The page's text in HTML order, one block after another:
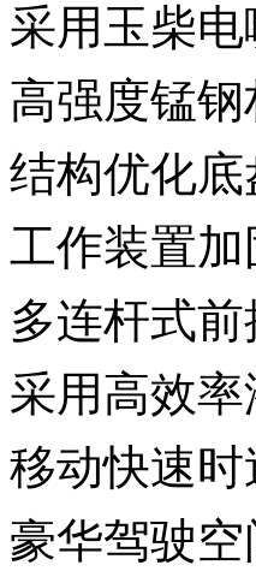
采用玉柴
高强度锰
结构优化
工作装置加
多连杆式前
采用高效
移动快速
豪华驾驶